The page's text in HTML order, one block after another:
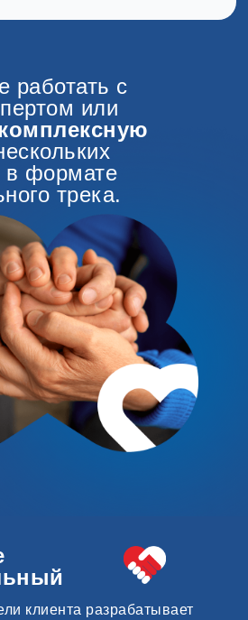
работать с
или
в формате
трека.
клиента разрабатывает